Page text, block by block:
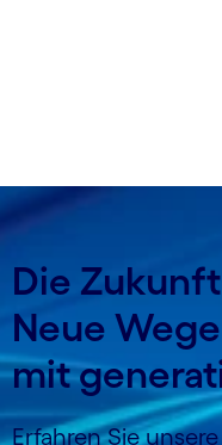
Die
Neue
mit
Erfahren Sie